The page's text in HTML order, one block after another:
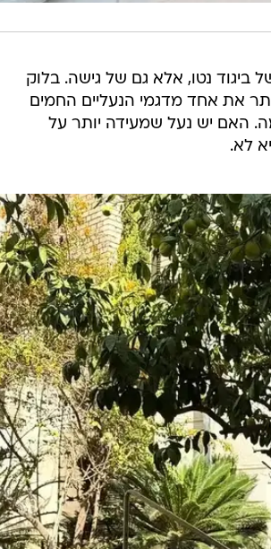
ביגוד נטו, אלא גם של גישה. בלוק
את אחד מדגמי הנעליים החמים
האם יש נעל שמעידה יותר על